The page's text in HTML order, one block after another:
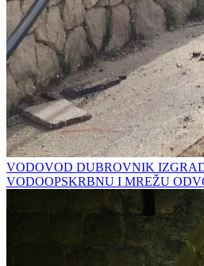
VODOVOD DUBROVNIK
VODOOPSKRBNU I MREŽU